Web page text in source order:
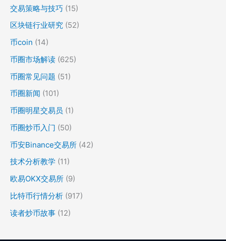
交易策略与技巧 (15)
区块链行业研究 (52)
币coin (14)
币圈市场解读 (625)
币圈常见问题 (51)
币圈新闻 (101)
币圈明星交易员 (1)
币圈炒币入门 (50)
币安Binance交易所 (42)
技术分析教学 (11)
欧易OKX交易所 (9)
比特币行情分析 (917)
读者炒币故事 (12)